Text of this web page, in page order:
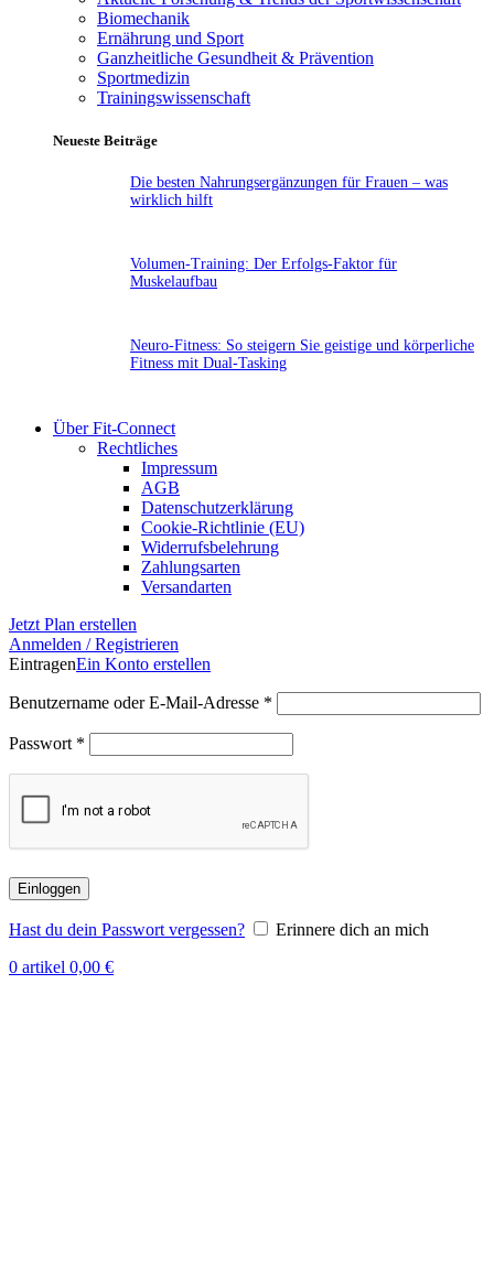
Biomechanik
Ernährung und Sport
Ganzheitliche Gesundheit & Prävention
Sportmedizin
Trainingswissenschaft
Neueste Beiträge
Die besten Nahrungsergänzungen für Frauen – was
wirklich hilft
Volumen-Training: Der Erfolgs-Faktor für
Muskelaufbau
Neuro-Fitness: So steigern Sie geistige und körperliche
Fitness mit Dual-Tasking
Über Fit-Connect
Rechtliches
Impressum
AGB
Datenschutzerklärung
Cookie-Richtlinie (EU)
Widerrufsbelehrung
Zahlungsarten
Versandarten
Jetzt Plan erstellen
Anmelden / Registrieren
EintragenEin Konto erstellen
Benutzername oder E-Mail-Adresse *
Passwort *
Einloggen
Hast du dein Passwort vergessen?
Erinnere dich an mich
0 artikel 0,00 €